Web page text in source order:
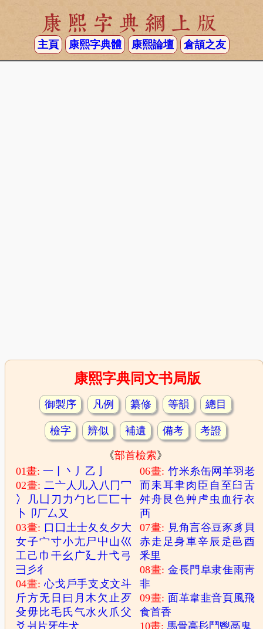
康熙字典網上版
主頁 康熙字典體 康熙論壇 倉頡之友
康熙字典同文书局版
御製序 凡例 纂修 等韻 總目
檢字 辨似 補遺 備考 考證
《部首檢索》
01畫:一 丶 丿 乙
02畫:二亠 人 儿入 八 冂冖
冫
几 凵 刀 力 勹 匕 匚匸十
卜
卩厂厶 又
03畫: 口 囗 土士夂 夊 夕大
女子宀寸小尢尸 屮 山巛
工 己 巾 干幺 广廴廾弋弓
彐 彡彳
04畫:心戈 戶手支 攴文斗
斤方无 日 曰 月木 欠止 歹
殳毋 比毛 氏气水 火 爪父
爻 爿 片牙牛犬
06畫: 竹米糸缶网 羊羽老
而耒耳聿肉 臣 自 至 臼舌
舛舟 艮色艸 虍 虫 血行衣
襾
07畫: 見角言谷豆豕豸 貝
赤走 足身車辛辰 辵 邑酉
釆里
08畫: 金長門 阜隶隹雨靑
非
09畫: 面革韋韭音頁風飛
食首香
10畫:馬骨高髟 鬥鬯鬲 鬼